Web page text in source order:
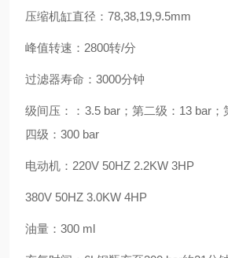
压缩机缸直径：78,38,19,9.5mm
峰值转速：2800转/分
过滤器寿命：3000分钟
级间压：：3.5 bar；第二级：13 bar
四级：300 bar
电动机：220V 50HZ 2.2KW 3HP
380V 50HZ 3.0KW 4HP
油量：300 ml